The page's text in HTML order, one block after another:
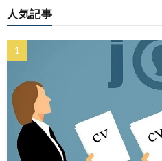
人気記事